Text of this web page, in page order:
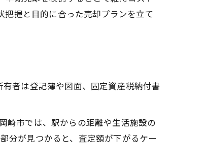
握と目的に合った売却プランを立て
者は登記簿や図面、固定資産税納付書
崎市では、駅からの距離や生活施設の
分が見つかると、査定額が下がるケー